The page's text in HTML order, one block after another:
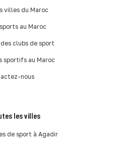
villes du Maroc
au Maroc
clubs de sport
sportifs au Maroc
nous
les villes
de sport à Agadir